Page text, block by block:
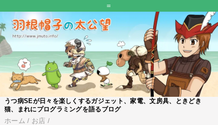
=
うつ病SEが日々を楽しくするガジェット、家電、文房具、ときどき
猫、まれにプログラミングを語るブログ
ホーム / お店 /